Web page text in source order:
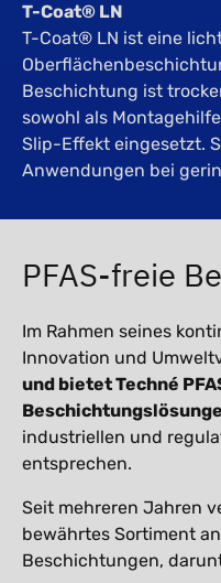
T-Coat® LN
T-Coat® LN ist eine
Beschichtung ist
sowohl als
Slip-Effekt eingesetzt.
Anwendungen bei
PFAS-freie
Im Rahmen seines
Innovation und
und bietet Techné
industriellen und
entsprechen.
Seit mehreren Jahren
bewährtes Sortiment
Beschichtungen,